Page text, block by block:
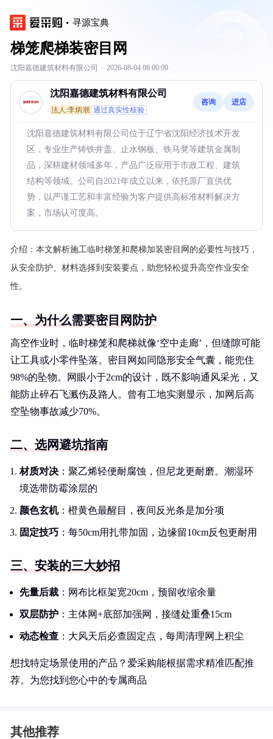
寻源宝典
梯笼爬梯装密目网
沈阳嘉德建筑材料有限公司 · 2026-08-04 08:00:00
沈阳嘉德建筑材料有限公司
法人:李炳潮 通过真实性核验
咨询 进店
沈阳嘉德建筑材料有限公司位于辽宁省沈阳经济技术开发
区，专业生产铸铁井盖、止水钢板、铁马凳等建筑金属制
品，深耕建材领域多年，产品广泛应用于市政工程、建筑
结构等领域。公司自2021年成立以来，依托原厂直供优
势，以严谨工艺和丰富经验为客户提供高标准材料解决方
案，市场认可度高。
介绍： 本文解析施工临时梯笼和爬梯加装密目网的必要性与技巧，
从安全防护、材料选择到安装要点，助您轻松提升高空作业安全
性。
一、为什么需要密目网防护
高空作业时，临时梯笼和爬梯就像‘空中走廊’，但缝隙可能
让工具或小零件坠落。密目网如同隐形安全气囊，能兜住
98%的坠物。网眼小于2cm的设计，既不影响通风采光，又
能防止碎石飞溅伤及路人。曾有工地实测显示，加网后高
空坠物事故减少70%。
二、选网避坑指南
材质对决 ：聚乙烯轻便耐腐蚀，但尼龙更耐磨。潮湿环
境选带防霉涂层的
颜色玄机：橙黄色最醒目，夜间反光条是加分项
固定技巧 ：每50cm用扎带加固，边缘留10cm反包更耐用
三、安装的三大妙招
先量后裁 ：网布比框架宽20cm，预留收缩余量
双层防护 ：主体网+底部加强网，接缝处重叠15cm
动态检查 ：大风天后必查固定点，每周清理网上积尘
想找特定场景使用的产品？爱采购能根据需求精准匹配推
荐。为您找到您心中的专属商品
其他推荐